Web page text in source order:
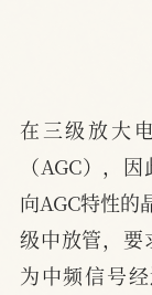
在三级放大
（AGC），
向AGC特性的
级中放管，要
为中频信号